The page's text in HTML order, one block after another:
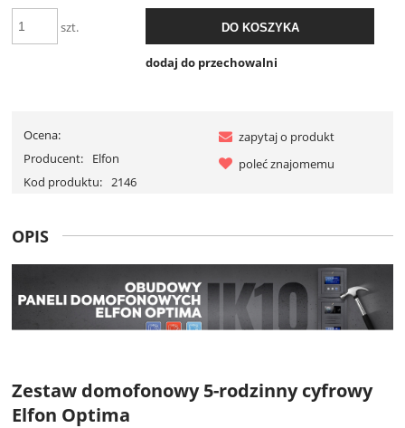
szt. DO KOSZYKA
dodaj do przechowalni
Ocena:
Producent:
Elfon
Kod produktu: 2146
zapytaj o produkt
poleć znajomemu
OPIS
Zestaw domofonowy 5-rodzinny cyfrowy
Elfon Optima